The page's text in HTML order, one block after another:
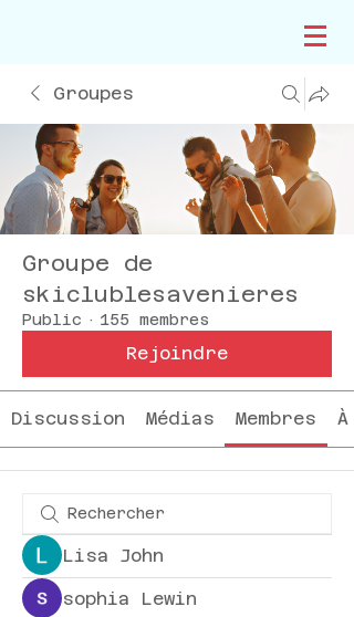
Groupes
Groupe de
skiclublesavenieres
Public · 155 membres
Rejoindre
Discussion Médias Membres
Lisa John
sophia Lewin